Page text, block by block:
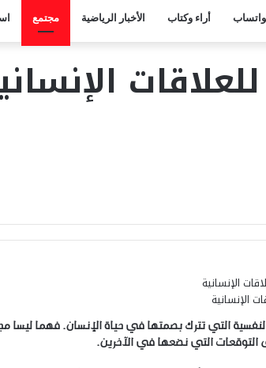
مجتمع الأخبار الرياضية أراء وكتاب
الإنسانية
النفسية التي تترك بصمتها في حياة الإنسان. فهما ليسا
التي نضعها في الآخرين.